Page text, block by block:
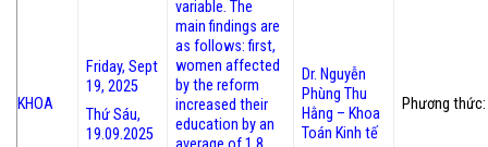
KHOA
Friday, Sept
19, 2025
Thứ Sáu,
19.09.2025
variable. The
main findings are
as follows: first,
women affected
by the reform
increased their
education by an
Dr. Nguyễn
Phùng Thu
Hằng – Khoa
Toán Kinh tế
Phương